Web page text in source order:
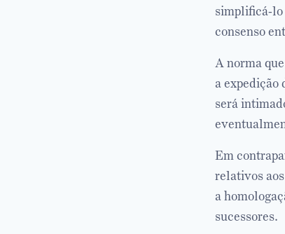
simplificá-lo
consenso
A norma
a expedição
será
Em
relativos
a
sucessores.